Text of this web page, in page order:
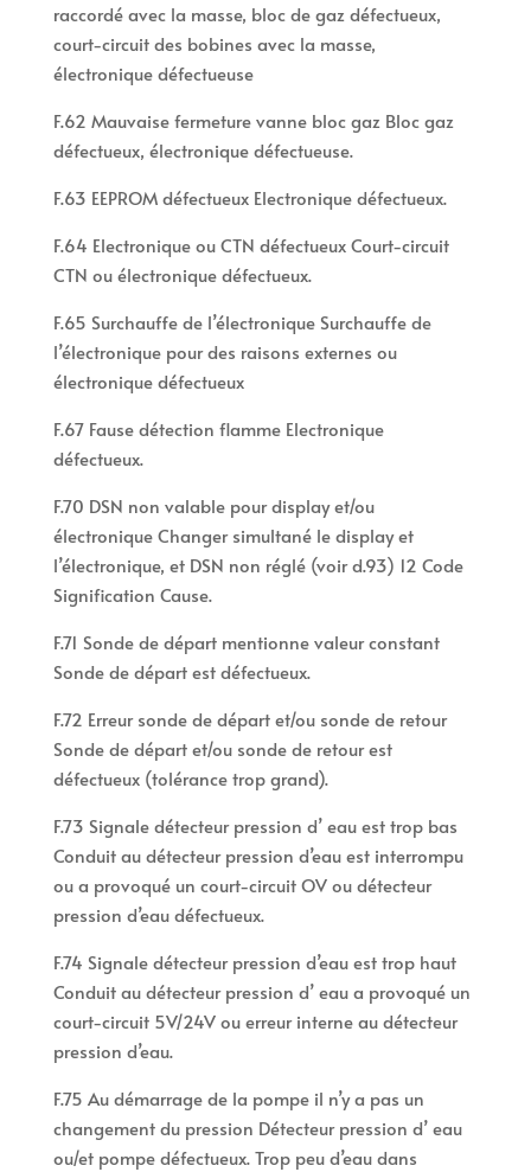
raccordé avec la masse, bloc de gaz défectueux,
court-circuit des bobines avec la masse,
électronique défectueuse
F.62 Mauvaise fermeture vanne bloc gaz Bloc gaz
défectueux, électronique défectueuse.
F.63 EEPROM défectueux Electronique défectueux.
F.64 Electronique ou CTN défectueux Court-circuit
CTN ou électronique défectueux.
F.65 Surchauffe de l’électronique Surchauffe de
l’électronique pour des raisons externes ou
électronique défectueux
F.67 Fause détection flamme Electronique
défectueux.
F.70 DSN non valable pour display et/ou
électronique Changer simultané le display et
l’électronique, et DSN non réglé (voir d.93) 12 Code
Signification Cause.
F.71 Sonde de départ mentionne valeur constant
Sonde de départ est défectueux.
F.72 Erreur sonde de départ et/ou sonde de retour
Sonde de départ et/ou sonde de retour est
défectueux (tolérance trop grand).
F.73 Signale détecteur pression d’ eau est trop bas
Conduit au détecteur pression d’eau est interrompu
ou a provoqué un court-circuit OV ou détecteur
pression d’eau défectueux.
F.74 Signale détecteur pression d’eau est trop haut
Conduit au détecteur pression d’ eau a provoqué un
court-circuit 5V/24V ou erreur interne au détecteur
pression d’eau.
F.75 Au démarrage de la pompe il n’y a pas un
changement du pression Détecteur pression d’ eau
ou/et pompe défectueux. Trop peu d’eau dans